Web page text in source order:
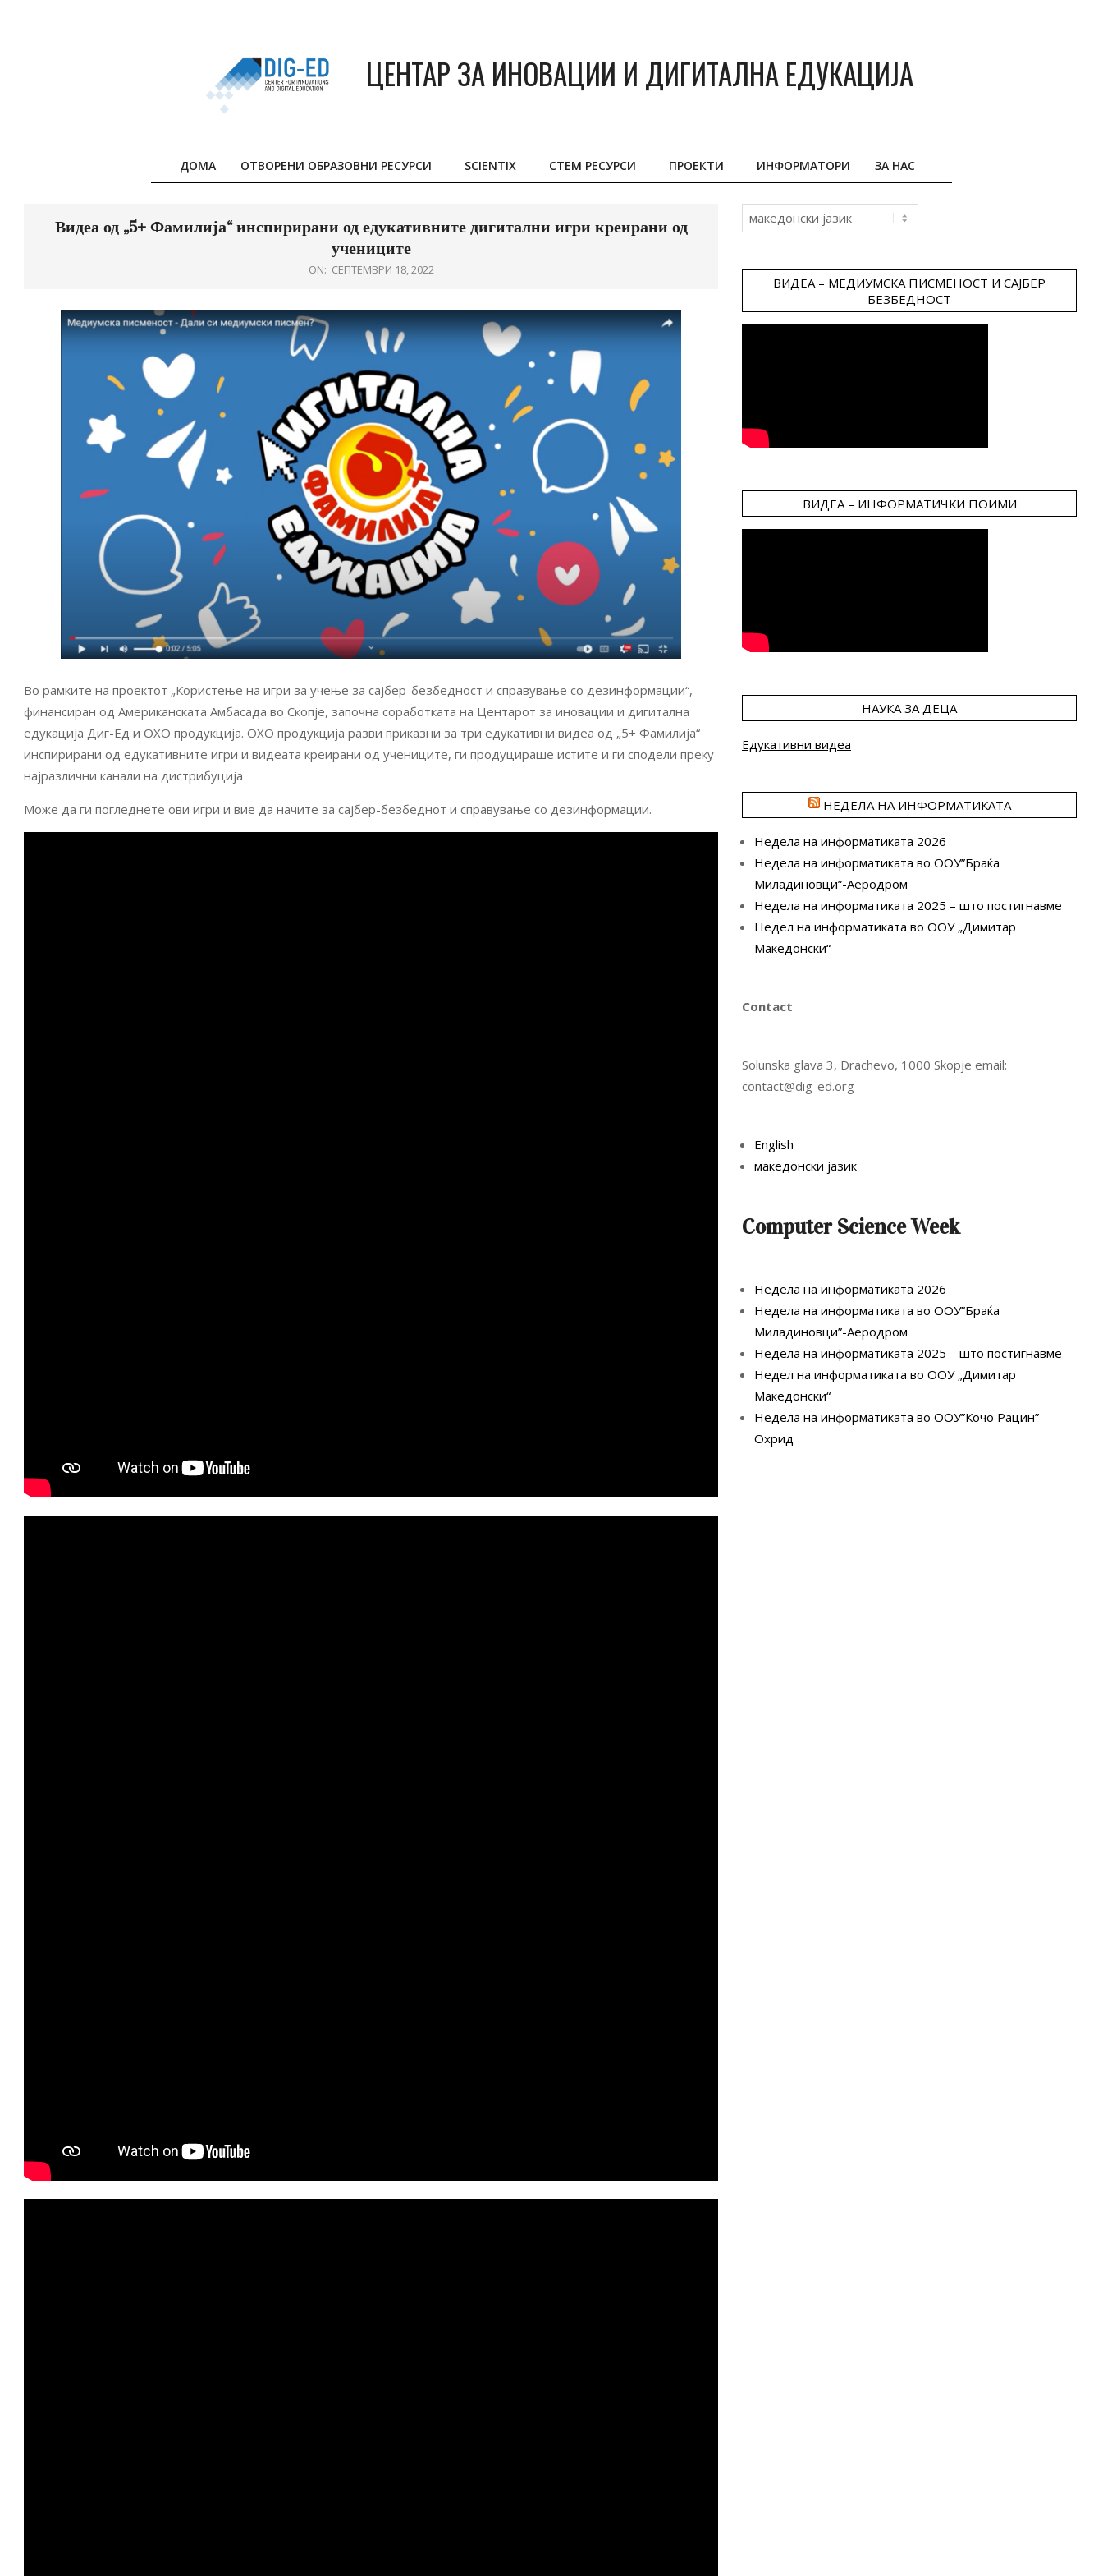
ЦЕНТАР ЗА ИНОВАЦИИ И ДИГИТАЛНА ЕДУКАЦИЈА
Primary
ДОМА ОТВОРЕНИ ОБРАЗОВНИ РЕСУРСИ SCIENTIX СТЕМ РЕСУРСИ ПРОЕКТИ ИНФОРМАТОРИ ЗА НАС
Видеа од „5+ Фамилија“ инспирирани од едукативните дигитални игри креирани од
учениците
ON: СЕПТЕМВРИ 18, 2022
Во рамките на проектот „Користење на игри за учење за сајбер-безбедност и справување со дезинформации“,
финансиран од Американската Амбасада во Скопје, започна соработката на Центарот за иновации и дигитална
едукација Диг-Ед и ОХО продукција. ОХО продукција разви приказни за три едукативни видеа од „5+ Фамилија“
инспирирани од едукативните игри и видеата креирани од учениците, ги продуцираше истите и ги сподели преку
најразлични канали на дистрибуција
Може да ги погледнете ови игри и вие да начите за сајбер-безбеднот и справување со дезинформации.
a
ВИДЕА – МЕДИУМСКА ПИСМЕНОСТ И САЈБЕР
БЕЗБЕДНОСТ
ВИДЕА – ИНФОРМАТИЧКИ ПОИМИ
НАУКА ЗА ДЕЦА
Едукативни видеа
НЕДЕЛА НА ИНФОРМАТИКАТА
Недела на информатиката 2026
Недела на информатиката во ООУ”Браќа
Миладиновци”-Аеродром
Недела на информатиката 2025 – што постигнавме
Недел на информатиката во ООУ „Димитар
Македонски“
Contact
Solunska glava 3, Drachevo, 1000 Skopje email:
contact@dig-ed.org
English
македонски јазик
Computer Science Week
Недела на информатиката 2026
Недела на информатиката во ООУ”Браќа
Миладиновци”-Аеродром
Недела на информатиката 2025 – што постигнавме
Недел на информатиката во ООУ „Димитар
Македонски“
Недела на информатиката во ООУ”Кочо Рацин” –
Охрид